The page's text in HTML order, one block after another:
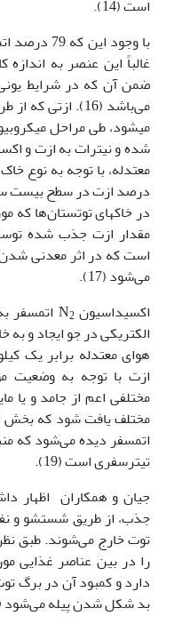
است (14).
با وجود
غالباً این عنصر به اندازه
ضمن آن که در شرایط
می‌باشد (16).
می­شود، طی مراحل
شده و نیترات به ازت و
درصد ازت در سطح بیست
در خاکهای توتستان‌ها که
مقدار ازت جذب شده
است که در اثر معدنی
می‌شود (17).
اکسیداسیون N2
اتمسفر
الکتریکی در جو ایجاد و
ازت با توجه به وضعیت
مختلفی اعم از جامد و یا
مختلف یافت شود که بخش
اتمسفر دیده می‌شود که
تیترسفری است (19).
جیان و همکاران اظهار
جذب، از طریق شستشو و
توت خارج می‌شوند. طبق
را در بین عناصر غذایی
دارد و کمبود آن در برگ
بد شکل شدن پیله می‌شود